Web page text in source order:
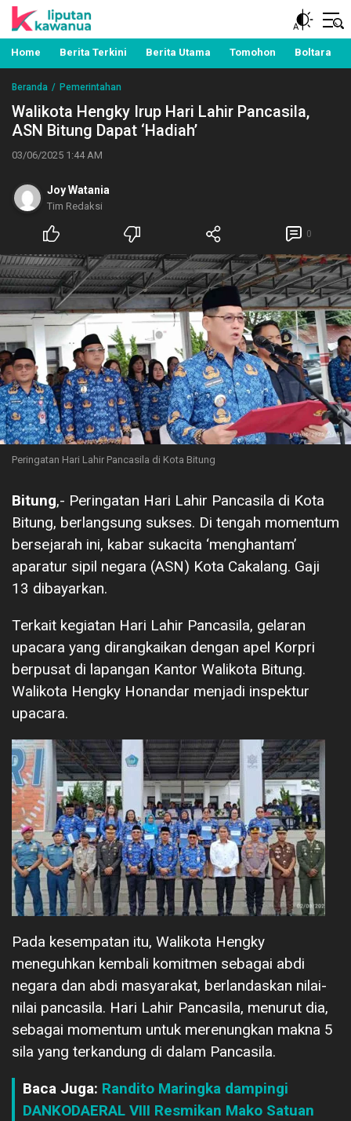
Liputan Kawanua
Berita Manado, Sulawesi Utara, Kawanua, Politik,
Pemerintahan, Hukum Kriminal dan Nasional
Home Berita Terkini Berita Utama Tomohon Boltara
Beranda Pemerintahan
Walikota Hengky Irup Hari Lahir Pancasila,
ASN Bitung Dapat ‘Hadiah’
03/06/2025 1:44 AM
Joy Watania
Tim Redaksi
0
Peringatan Hari Lahir Pancasila di Kota Bitung
Bitung,- Peringatan Hari Lahir Pancasila di Kota
Bitung, berlangsung sukses. Di tengah momentum
bersejarah ini, kabar sukacita ‘menghantam’
aparatur sipil negara (ASN) Kota Cakalang. Gaji
13 dibayarkan.
Terkait kegiatan Hari Lahir Pancasila, gelaran
upacara yang dirangkaikan dengan apel Korpri
berpusat di lapangan Kantor Walikota Bitung.
Walikota Hengky Honandar menjadi inspektur
upacara.
Pada kesempatan itu, Walikota Hengky
meneguhkan kembali komitmen sebagai abdi
negara dan abdi masyarakat, berlandaskan nilai-
nilai pancasila. Hari Lahir Pancasila, menurut dia,
sebagai momentum untuk merenungkan makna 5
sila yang terkandung di dalam Pancasila.
Baca Juga: Randito Maringka dampingi
DANKODAERAL VIII Resmikan Mako Satuan